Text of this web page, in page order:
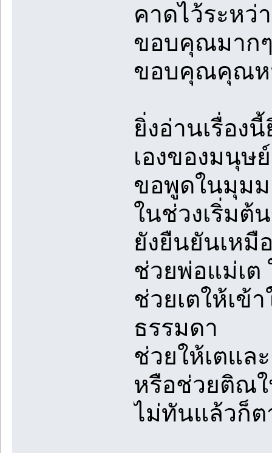
คาดไว้ระหว่
ขอบคุณมาก
ขอบคุณคุณห
ยิ่งอ่านเรื่อง
เองของมนุษย์
ขอพูดในมุมม
ในช่วงเริ่มต้
ยังยืนยันเหมื
ช่วยพ่อแม่เต
ช่วยเตให้เข้
ธรรมดา
ช่วยให้เตแล
หรือช่วยติณ
ไม่ทันแล้วก็ต